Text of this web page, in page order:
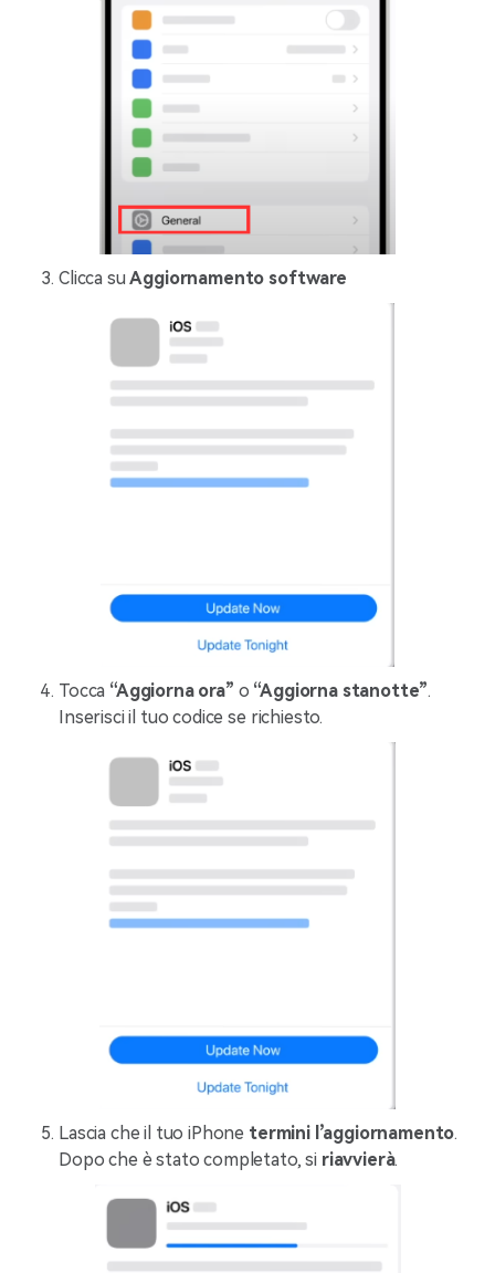
Clicca suAggiornamento software
Tocca “Aggiorna ora” o “Aggiorna stanotte”.
Inserisci il tuo codice se richiesto.
Lascia che il tuo iPhone termini l’aggiornamento.
Dopo che è stato completato, si riavvierà.